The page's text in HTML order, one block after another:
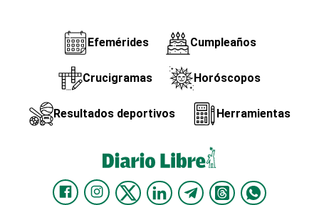
Efemérides Cumpleaños
Crucigramas Horóscopos
Resultados deportivos Herramientas